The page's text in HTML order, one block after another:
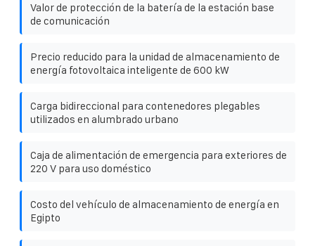
Valor de protección de la batería de la estación base
de comunicación
Precio reducido para la unidad de almacenamiento de
energía fotovoltaica inteligente de 600 kW
Carga bidireccional para contenedores plegables
utilizados en alumbrado urbano
Caja de alimentación de emergencia para exteriores de
220 V para uso doméstico
Costo del vehículo de almacenamiento de energía en
Egipto